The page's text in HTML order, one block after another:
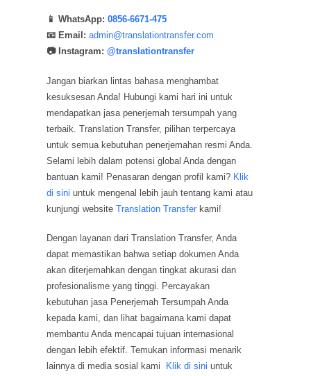
📱 WhatsApp: 0856-6671-475
📧 Email: admin@translationtransfer.com
📷 Instagram: @translationtransfer
Jangan biarkan lintas bahasa menghambat
kesuksesan Anda! Hubungi kami hari ini untuk
mendapatkan jasa penerjemah tersumpah yang
terbaik. Translation Transfer, pilihan terpercaya
untuk semua kebutuhan penerjemahan resmi Anda.
Selami lebih dalam potensi global Anda dengan
bantuan kami! Penasaran dengan profil kami? Klik
di sini untuk mengenal lebih jauh tentang kami atau
kunjungi website Translation Transfer kami!
Dengan layanan dari Translation Transfer, Anda
dapat memastikan bahwa setiap dokumen Anda
akan diterjemahkan dengan tingkat akurasi dan
profesionalisme yang tinggi. Percayakan
kebutuhan jasa Penerjemah Tersumpah Anda
kepada kami, dan lihat bagaimana kami dapat
membantu Anda mencapai tujuan internasional
dengan lebih efektif. Temukan informasi menarik
lainnya di media sosial kami
Klik di sini untuk